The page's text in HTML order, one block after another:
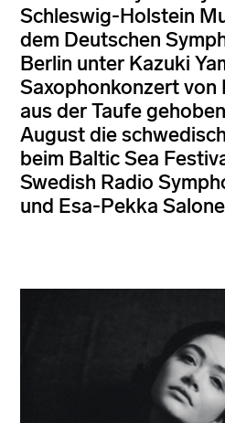
Schleswig-Holstein
dem Deutschen
Berlin unter Kazuki
Saxophonkonzert von
aus der Taufe
August die
beim Baltic Sea
Swedish Radio
und Esa-Pekka